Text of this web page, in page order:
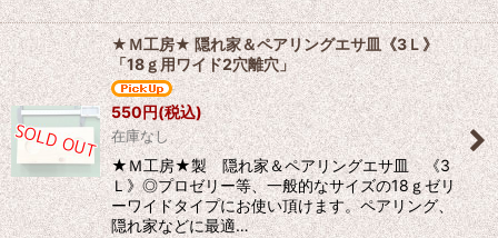
★Ｍ工房★ 隠れ家＆ペアリングエサ皿《3Ｌ》
「18ｇ用ワイド2穴離穴」
550円(税込)
在庫なし
★Ｍ工房★製 隠れ家＆ペアリングエサ皿 《3
Ｌ》◎プロゼリー等、一般的なサイズの18ｇゼリ
ーワイドタイプにお使い頂けます。ペアリング、
隠れ家などに最適…